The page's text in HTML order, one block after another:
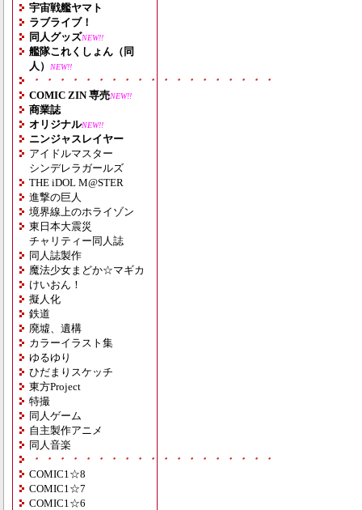
宇宙戦艦ヤマト
ラブライブ！
同人グッズNEW!!
艦隊これくしょん（同
人）
NEW!!
・・・・・・・・・・・・・・・・・・・
COMIC ZIN 専売NEW!!
商業誌
オリジナルNEW!!
ニンジャスレイヤー
アイドルマスター
シンデレラガールズ
THE iDOL M@STER
進撃の巨人
境界線上のホライゾン
東日本大震災
チャリティー同人誌
同人誌製作
魔法少女まどか☆マギカ
けいおん！
擬人化
鉄道
廃墟、遺構
カラーイラスト集
ゆるゆり
ひだまりスケッチ
東方Project
特撮
同人ゲーム
自主製作アニメ
同人音楽
・・・・・・・・・・・・・・・・・・・
COMIC1☆8
COMIC1☆7
COMIC1☆6